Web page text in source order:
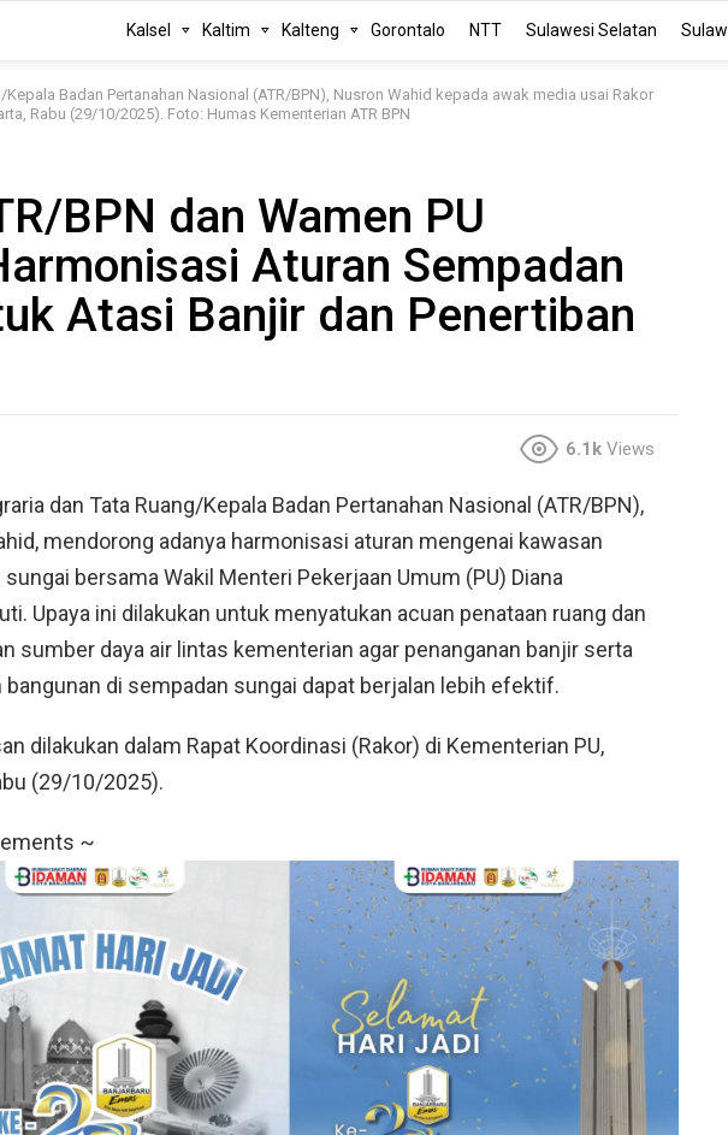
Kalsel Kaltim Kalteng Gorontalo NTT Sulawesi Selatan
Kepala Badan Pertanahan Nasional (ATR/BPN), Nusron Wahid kepada awak media usai Rakor
Rabu (29/10/2025). Foto: Humas Kementerian ATR BPN
BPN dan Wamen PU
Aturan Sempadan
Atasi Banjir dan Penertiban
6.1k Views
dan Tata Ruang/Kepala Badan Pertanahan Nasional (ATR/BPN),
mendorong adanya harmonisasi aturan mengenai kawasan
bersama Wakil Menteri Pekerjaan Umum (PU) Diana
Upaya ini dilakukan untuk menyatukan acuan penataan ruang dan
sumber daya air lintas kementerian agar penanganan banjir serta
bangunan di sempadan sungai dapat berjalan lebih efektif.
dilakukan dalam Rapat Koordinasi (Rakor) di Kementerian PU,
(29/10/2025).
~